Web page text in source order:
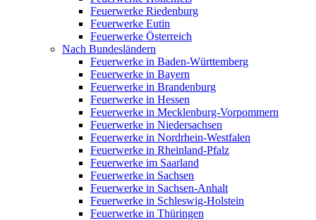
Feuerwerke Riedenburg
Feuerwerke Eutin
Feuerwerke Österreich
Nach Bundesländern
Feuerwerke in Baden-Württemberg
Feuerwerke in Bayern
Feuerwerke in Brandenburg
Feuerwerke in Hessen
Feuerwerke in Mecklenburg-Vorpommern
Feuerwerke in Niedersachsen
Feuerwerke in Nordrhein-Westfalen
Feuerwerke in Rheinland-Pfalz
Feuerwerke im Saarland
Feuerwerke in Sachsen
Feuerwerke in Sachsen-Anhalt
Feuerwerke in Schleswig-Holstein
Feuerwerke in Thüringen